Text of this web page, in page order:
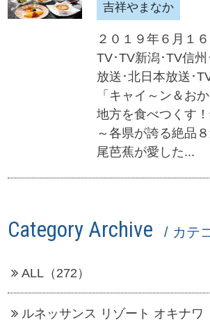
吉祥やまなか
２０１９年６月１
TV･TV新潟･TV信
放送･北日本放送･
「キャイ～ン＆お
地方を食べつくす
～各県が誇る絶品
尾芭蕉が愛した...
Category Archive / カテ
ALL（272）
ルネッサンス リゾート オキナワ